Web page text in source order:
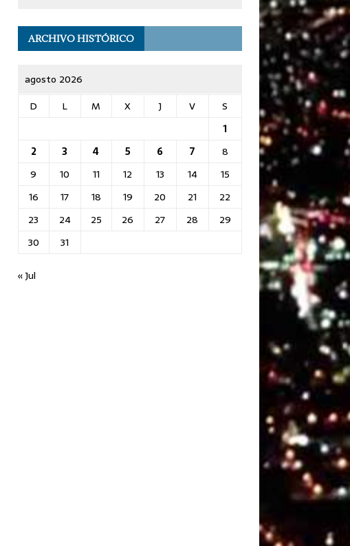
ARCHIVO HISTÓRICO
agosto 2026
D
L M X J V
S
1
2
3 4 5 6 7
8
9
10 11 12 13 14
15
16
17 18 19 20 21
22
23
24 25 26 27 28
29
30
31
« Jul